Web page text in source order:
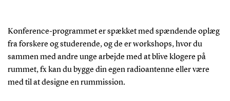
Konference-programmet er spækket med spændende oplæg
fra forskere og studerende, og de er workshops, hvor du
sammen med andre unge arbejde med at blive klogere på
rummet, fx kan du bygge din egen radioantenne eller være
med til at designe en rummission.